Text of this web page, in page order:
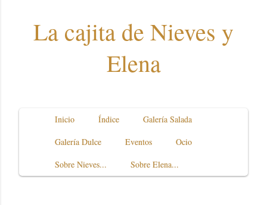
La cajita de Nieves y
Elena
Inicio Índice
Galería Salada
Galería Dulce
Eventos
Ocio
Sobre Nieves...
Sobre Elena...